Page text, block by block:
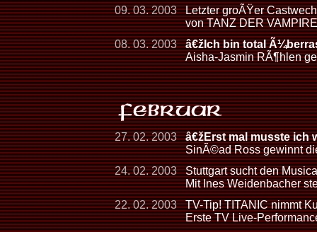
09. 03. 2003
Letzter groÃŸer
von TANZ DER VAMPIRE
08. 03. 2003
â€žIch bin total
Aisha-Jasmin RÃ¶hlen
27. 02. 2003
â€žErst mal musste ich
SinÃ©ad Ross gewinnt
24. 02. 2003
Stuttgart sucht den
Mit Ines Weidenbacher
22. 02. 2003
TV-Tip! TITANIC nimmt
Erste TV Live-